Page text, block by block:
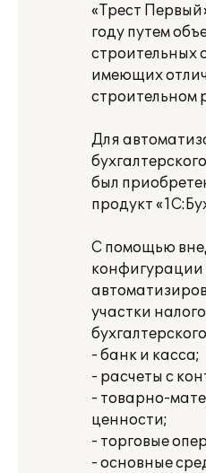
«Трест
году путем
строительных
имеющих
строительном
Для
был
продукт
С помощью
конфигурации
участки
- банк и касса;
- расчеты с
- товарно-
ценности;
- торговые
- основные